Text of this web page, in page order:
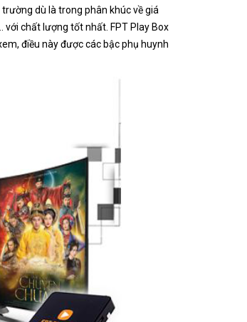
dù là trong phân khúc về giá
với chất lượng tốt nhất. FPT Play Box
điều này được các bậc phụ huynh